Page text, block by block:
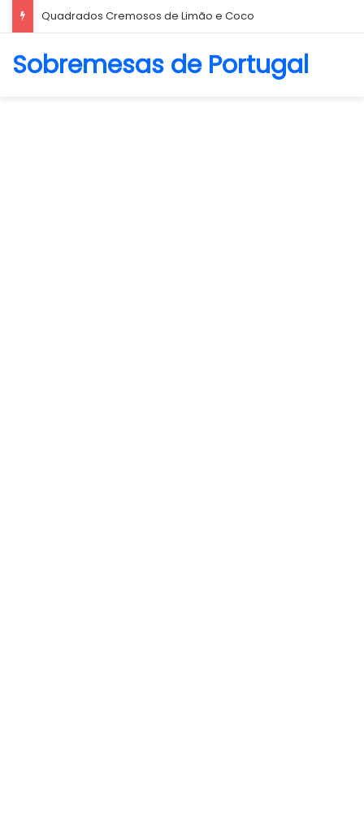
Quadrados Cremosos de Limão e Coco
Sobremesas de Portugal